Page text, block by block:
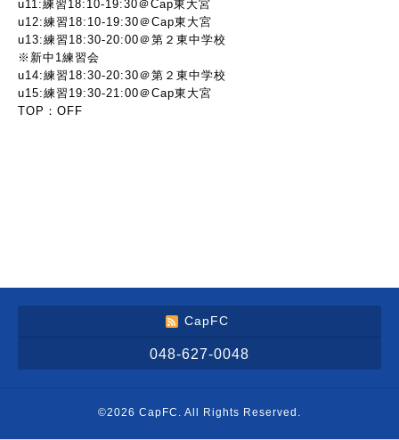
u11:練習18:10-19:30＠Cap東大宮
u12:練習18:10-19:30＠Cap東大宮
u13:練習18:30-20:00＠第２東中学校
※新中1練習会
u14:練習18:30-20:30＠第２東中学校
u15:練習19:30-21:00＠Cap東大宮
TOP：OFF
CapFC
048-627-0048
©2026 CapFC . All Rights Reserved.